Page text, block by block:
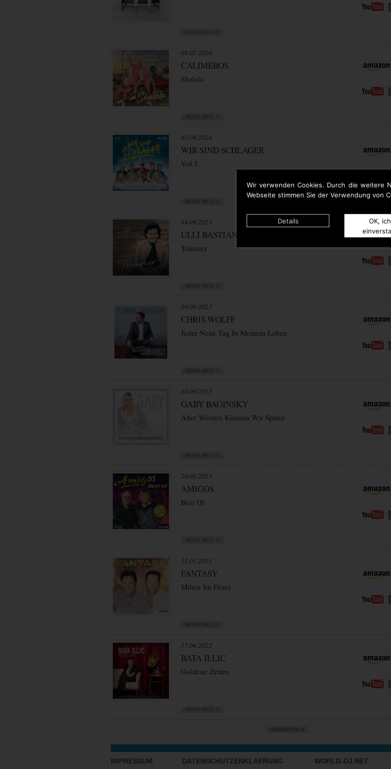
Wir verwenden Cookies. Durch die weitere
Webseite stimmen Sie der Verwendung von
Details
OK,
08.05.2024
CALIMEROS
Shalala
03.04.2024
WIR SIND SCHLAGER
Vol.3
04.09.2023
ULLI BASTIAN
Träumer
04.09.2023
CHRIS WOLFF
Jeder Neue Tag In Meinem Leben
04.09.2023
GABY BAGINSKY
Älter Werden Können Wir Später
20.01.2023
AMIGOS
Best Of
13.01.2023
FANTASY
Mitten Im Feuer
17.06.2022
BATA ILLIC
Goldene Zeiten
IMPRESSUM DATENSCHUTZERKLAERUNG WORLD-DJ.NET